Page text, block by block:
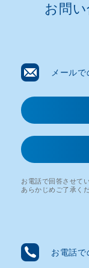
お問
メール
お電話で回答させて
あらかじめご了承く
お電話で